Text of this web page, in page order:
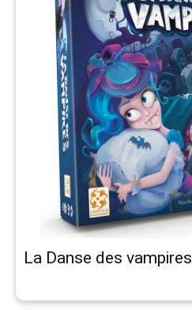
La Danse des vampires